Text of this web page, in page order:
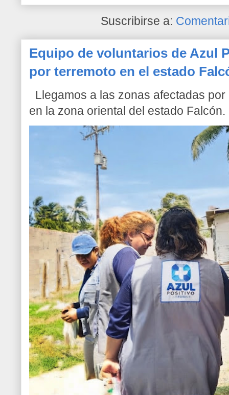
Suscribirse a:
Equipo de voluntarios de Azul
por terremoto en el estado
Llegamos a las zonas afectadas
en la zona oriental del estado